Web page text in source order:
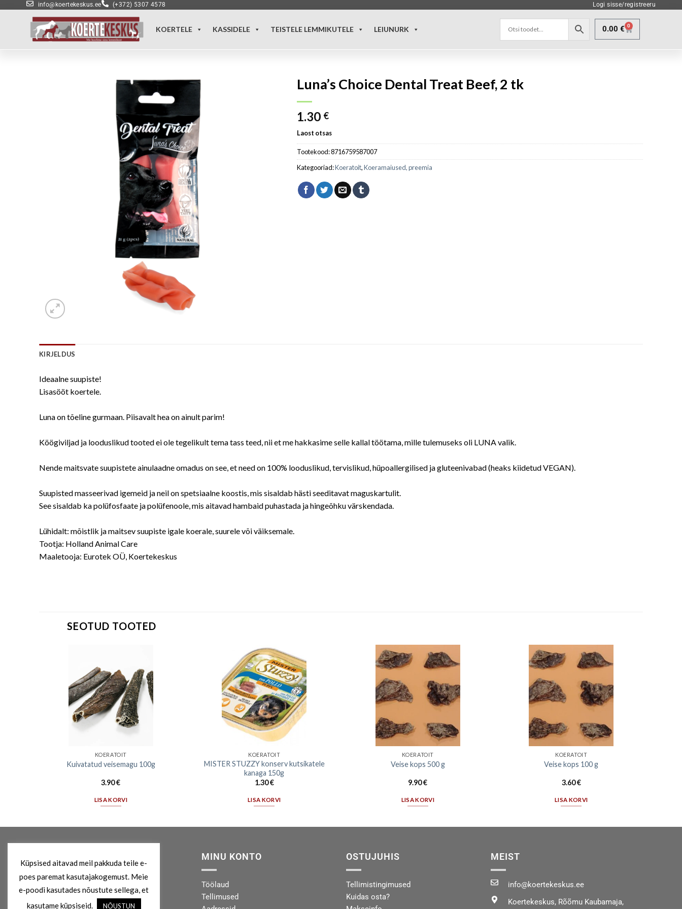
info@koertekeskus.ee (+372) 5307 4578 Logi sisse/registreeru
KOERTELE KASSIDELE TEISTELE LEMMIKUTELE LEIUNURK 0.00 € 0
Luna’s Choice Dental Treat Beef, 2 tk
1.30 €
Laost otsas
Tootekood:8716759587007
Kategooriad:Koeratoit,Koeramaiused, preemia
KIRJELDUS
Ideaalne suupiste!
Lisasööt koertele.
Luna on tõeline gurmaan. Piisavalt hea on ainult parim!
Köögiviljad ja looduslikud tooted ei ole tegelikult tema tass teed, nii et me hakkasime selle kallal töötama, mille tulemuseks oli LUNA valik.
Nende maitsvate suupistete ainulaadne omadus on see, et need on 100% looduslikud, tervislikud, hüpoallergilised ja gluteenivabad (heaks kiidetud VEGAN).
Suupisted masseerivad igemeid ja neil on spetsiaalne koostis, mis sisaldab hästi seeditavat maguskartulit.
See sisaldab ka polüfosfaate ja polüfenoole, mis aitavad hambaid puhastada ja hingeõhku värskendada.
Lühidalt: mõistlik ja maitsev suupiste igale koerale, suurele või väiksemale.
Tootja: Holland Animal Care
Maaletooja: Eurotek OÜ, Koertekeskus
SEOTUD TOOTED
KOERATOIT
Kuivatatud veisemagu 100g
3.90€
LISA KORVI
KOERATOIT
MISTER STUZZY konserv kutsikatele
kanaga 150g
1.30€
LISA KORVI
KOERATOIT
Veise kops 500 g
9.90€
LISA KORVI
KOERATOIT
Veise kops 100 g
3.60€
LISA KORVI
Privaatsuspoliitika
MINU KONTO
Töölaud
Tellimused
OSTUJUHIS
Tellimistingimused
Kuidas osta?
MEIST
info@koertekeskus.ee
Koertekeskus, Rõõmu Kaubamaja,
Küpsised aitavad meil pakkuda teile e-
poes paremat kasutajakogemust. Meie
e-poodi kasutades nõustute sellega, et
kasutame küpsiseid.
NÕUSTUN